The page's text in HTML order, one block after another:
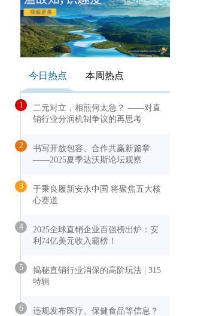
今日热点 本周热点
1
二元对立，相煎何太急？ ——对直
销行业分润机制争议的再思考
2
书写开放包容、合作共赢新篇章
——2025夏季达沃斯论坛观察
3
于秉良履新安永中国 将聚焦五大核
心赛道
4
2025全球直销企业百强榜出炉：安
利74亿美元收入霸榜！
5
揭秘直销行业消保的高阶玩法 | 315
特辑
6
违规发布医疗、保健食品等信息？